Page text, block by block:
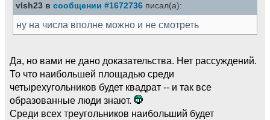
vlsh23 в сообщении #1672736 писал(а):
ну на числа вполне можно и не смотреть
Да, но вами не дано доказательства. Нет рассуждений.
То что наибольшей площадью среди
четырехугольников будет квадрат -- и так все
образованные люди знают.
Среди всех треугольников наибольший будет